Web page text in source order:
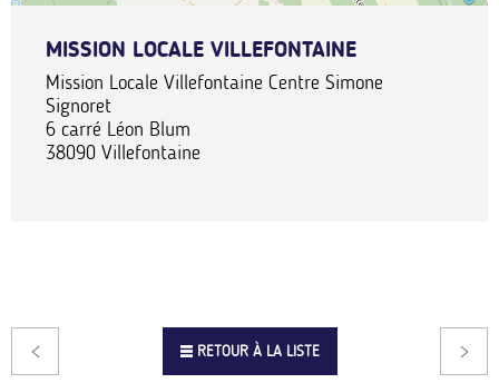
MISSION LOCALE VILLEFONTAINE
Mission Locale Villefontaine Centre Simone
Signoret
6 carré Léon Blum
38090 Villefontaine
RETOUR À LA LISTE